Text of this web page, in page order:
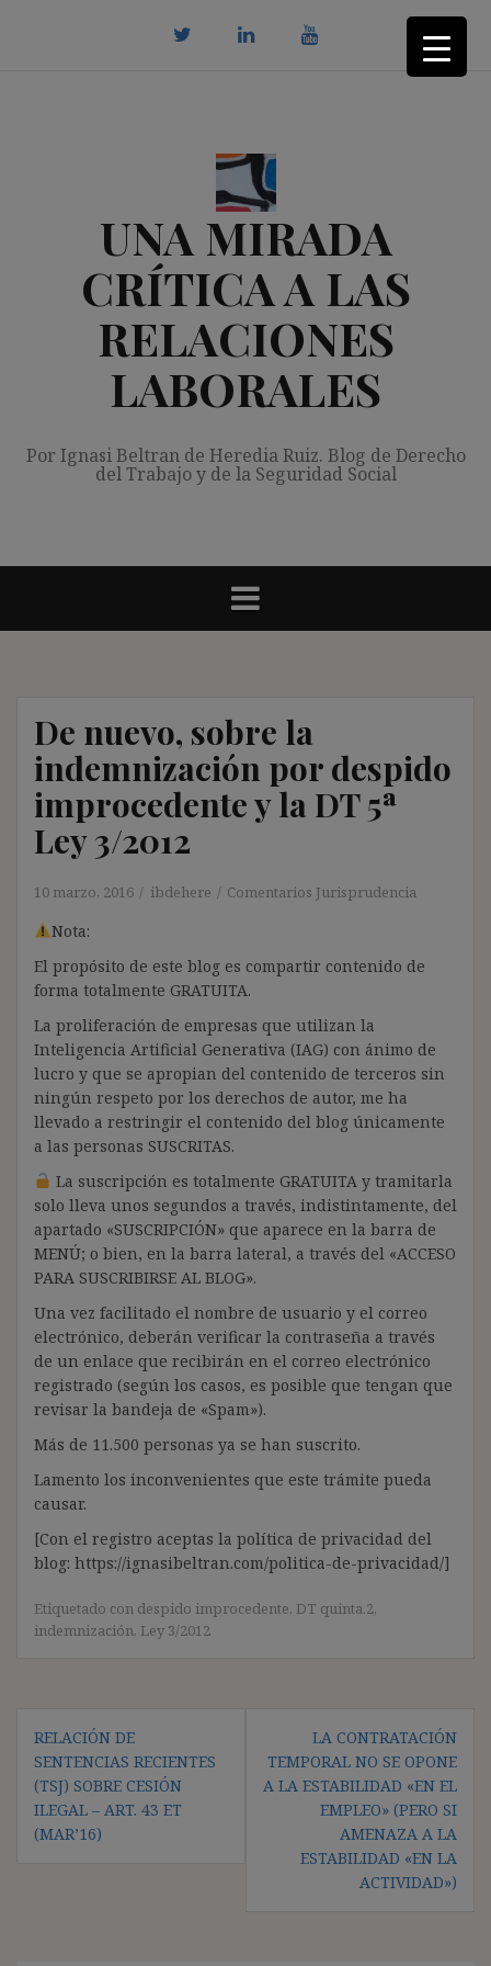
UNA MIRADA
CRÍTICA A LAS
RELACIONES
LABORALES
Por Ignasi Beltran de Heredia Ruiz. Blog de Derecho
del Trabajo y de la Seguridad Social
De nuevo, sobre la
indemnización por despido
improcedente y la DT 5ª
Ley 3/2012
10 marzo, 2016 ibdehere Comentarios Jurisprudencia
Nota:
El propósito de este blog es compartir contenido de
forma totalmente GRATUITA.
La proliferación de empresas que utilizan la
Inteligencia Artificial Generativa (IAG) con ánimo de
lucro y que se apropian del contenido de terceros sin
ningún respeto por los derechos de autor, me ha
llevado a restringir el contenido del blog únicamente
a las personas SUSCRITAS.
La suscripción es totalmente GRATUITA y tramitarla
solo lleva unos segundos a través, indistintamente, del
apartado «SUSCRIPCIÓN» que aparece en la barra de
MENÚ; o bien, en la barra lateral, a través del «ACCESO
PARA SUSCRIBIRSE AL BLOG».
Una vez facilitado el nombre de usuario y el correo
electrónico, deberán verificar la contraseña a través
de un enlace que recibirán en el correo electrónico
registrado (según los casos, es posible que tengan que
revisar la bandeja de «Spam»).
Más de 11.500 personas ya se han suscrito.
Lamento los inconvenientes que este trámite pueda
causar.
[Con el registro aceptas la política de privacidad del
blog: https://ignasibeltran.com/politica-de-privacidad/]
Etiquetado con despido improcedente, DT quinta.2,
indemnización, Ley 3/2012
Navegación
de
entradas
RELACIÓN DE
SENTENCIAS RECIENTES
(TSJ) SOBRE CESIÓN
ILEGAL – ART. 43 ET
(MAR’16)
LA CONTRATACIÓN
TEMPORAL NO SE OPONE
A LA ESTABILIDAD «EN EL
EMPLEO» (PERO SI
AMENAZA A LA
ESTABILIDAD «EN LA
ACTIVIDAD»)